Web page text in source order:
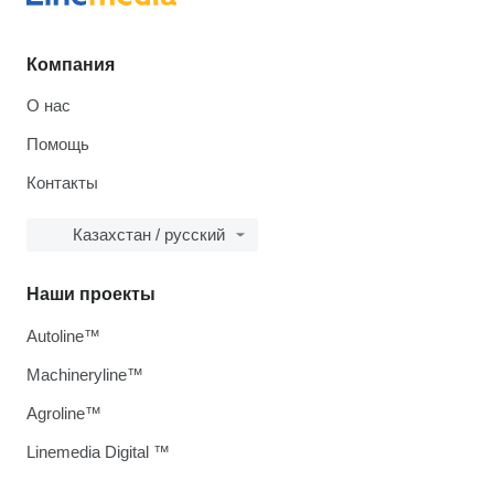
Компания
О нас
Помощь
Контакты
Казахстан / русский
Наши проекты
Autoline™
Machineryline™
Agroline™
Linemedia Digital ™